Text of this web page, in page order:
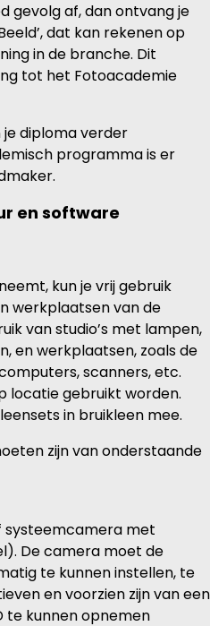
gevolg af, dan ontvang je
dat kan rekenen op
in de branche. Dit
tot het Fotoacademie
je diploma verder
programma is er
en software
kun je vrij gebruik
werkplaatsen van de
van studio’s met lampen,
en werkplaatsen, zoals de
scanners, etc.
locatie gebruikt worden.
in bruikleen mee.
zijn van onderstaande
systeemcamera met
De camera moet de
te kunnen instellen, te
en voorzien zijn van een
te kunnen opnemen